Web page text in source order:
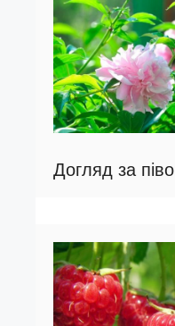
Догляд за